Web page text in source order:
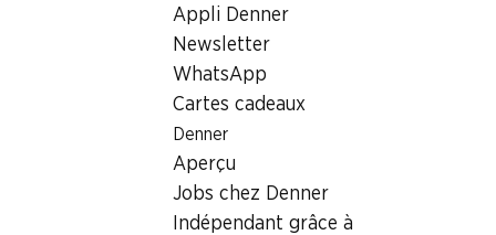
Appli Denner
Newsletter
WhatsApp
Cartes cadeaux
Denner
Aperçu
Jobs chez Denner
Indépendant grâce à
Retrait d'espèces avec la carte
postale / M-Card